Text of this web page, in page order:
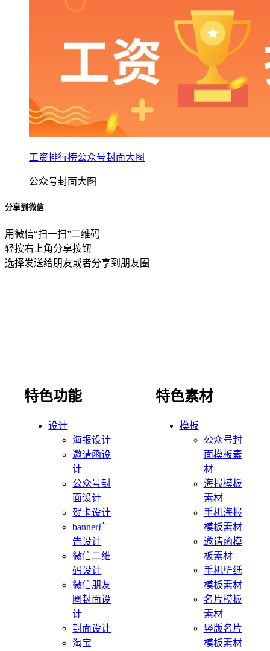
工资排行榜公众号封面大图
公众号封面大图
分享到微信
用微信“扫一扫”二维码
轻按右上角分享按钮
选择发送给朋友或者分享到朋友圈
特色功能
设计
海报设计
邀请函设
计
公众号封
面设计
贺卡设计
banner广
告设计
微信二维
码设计
微信朋友
圈封面设
计
封面设计
淘宝
特色素材
模板
公众号封
面模板素
材
海报模板
素材
手机海报
模板素材
邀请函模
板素材
手机壁纸
模板素材
名片模板
素材
竖版名片
模板素材